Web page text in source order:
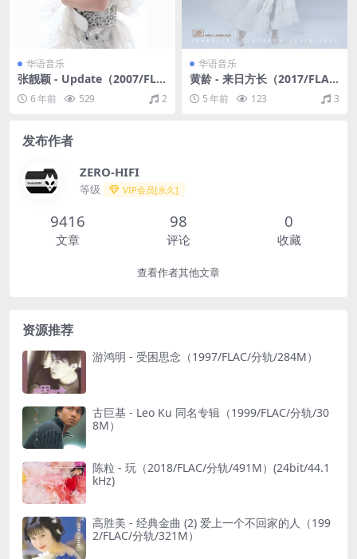
华语音乐
张靓颖 - Update（2007/FLA
C/分轨/290M）
6 年前 529 2
华语音乐
黄龄 - 来日方长（2017/FLA
C/分轨/204M）
5 年前 123 3
发布作者
ZERO-HIFI
等级 VIP会员[永久]
9416
文章
98
评论
0
收藏
查看作者其他文章
资源推荐
游鸿明 - 受困思念（1997/FLAC/分轨/284M）
古巨基 - Leo Ku 同名专辑（1999/FLAC/分轨/30
8M）
陈粒 - 玩（2018/FLAC/分轨/491M）(24bit/44.1
kHz)
高胜美 - 经典金曲 (2) 爱上一个不回家的人（199
2/FLAC/分轨/321M）